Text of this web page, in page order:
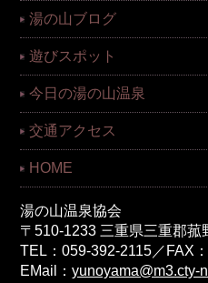
湯の山ブログ
遊びスポット
今日の湯の山温泉
交通アクセス
HOME
湯の山温泉協会
〒510-1233 三重県三重郡菰
TEL：059-392-2115／FAX
EMail：yunoyama@m3.cty-